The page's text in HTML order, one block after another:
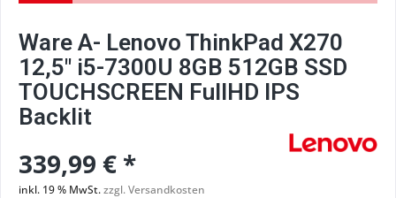
Ware A- Lenovo ThinkPad X270
12,5" i5-7300U 8GB 512GB SSD
TOUCHSCREEN FullHD IPS
Backlit
339,99 € *
inkl. 19 % MwSt.zzgl. Versandkosten